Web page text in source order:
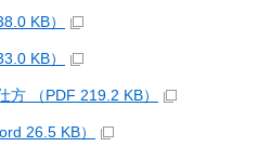
KB）
KB）
方 （PDF 219.2 KB）
26.5 KB）